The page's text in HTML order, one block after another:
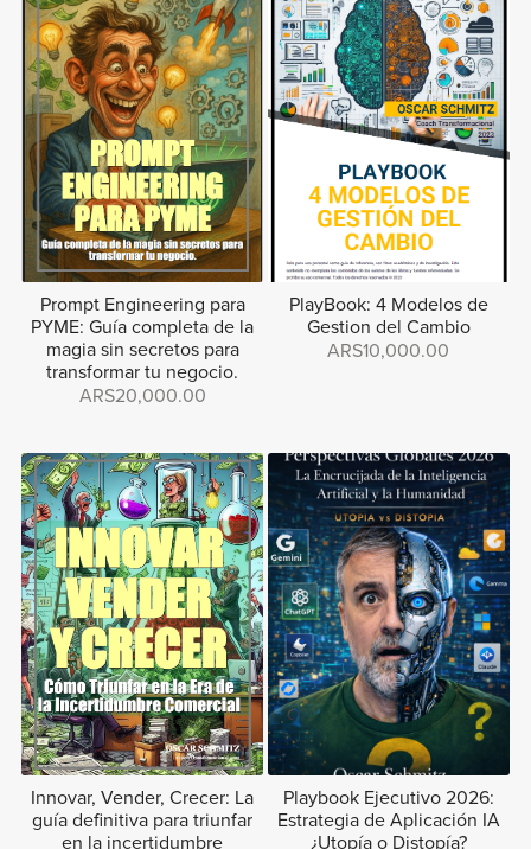
Prompt Engineering para
PYME: Guía completa de la
magia sin secretos para
transformar tu negocio.
ARS20,000.00
PlayBook: 4 Modelos de
Gestion del Cambio
ARS10,000.00
Innovar, Vender, Crecer: La
guía definitiva para triunfar
en la incertidumbre
Playbook Ejecutivo 2026:
Estrategia de Aplicación IA
¿Utopía o Distopía?